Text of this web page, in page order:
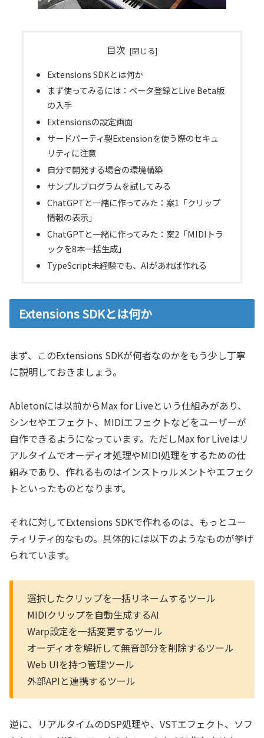
目次
Extensions SDKとは何か
まず使ってみるには：ベータ登録とLive Beta版
の入手
Extensionsの設定画面
サードパーティ製Extensionを使う際のセキュ
リティに注意
自分で開発する場合の環境構築
サンプルプログラムを試してみる
ChatGPTと一緒に作ってみた：案1「クリップ
情報の表示」
ChatGPTと一緒に作ってみた：案2「MIDIトラ
ックを8本一括生成」
TypeScript未経験でも、AIがあれば作れる
Extensions SDKとは何か
まず、このExtensions SDKが何者なのかをもう少し丁寧
に説明しておきましょう。
Abletonには以前からMax for Liveという仕組みがあり、
シンセやエフェクト、MIDIエフェクトなどをユーザーが
自作できるようになっています。ただしMax for Liveはリ
アルタイムでオーディオ処理やMIDI処理をするための仕
組みであり、作れるものはインストゥルメントやエフェク
トといったものとなります。
それに対してExtensions SDKで作れるのは、もっとユー
ティリティ的なもの。具体的には以下のようなものが挙げ
られています。
選択したクリップを一括リネームするツール
MIDIクリップを自動生成するAI
Warp設定を一括変更するツール
オーディオを解析して無音部分を削除するツール
Web UIを持つ管理ツール
外部APIと連携するツール
逆に、リアルタイムのDSP処理や、VSTエフェクト、ソフ